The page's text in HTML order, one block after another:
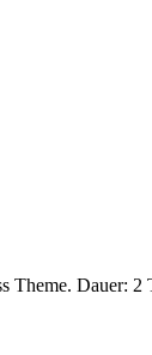
Theme. Dauer: 2